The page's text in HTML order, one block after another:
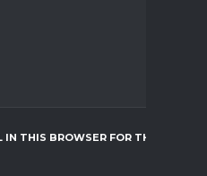
THIS BROWSER FOR THE